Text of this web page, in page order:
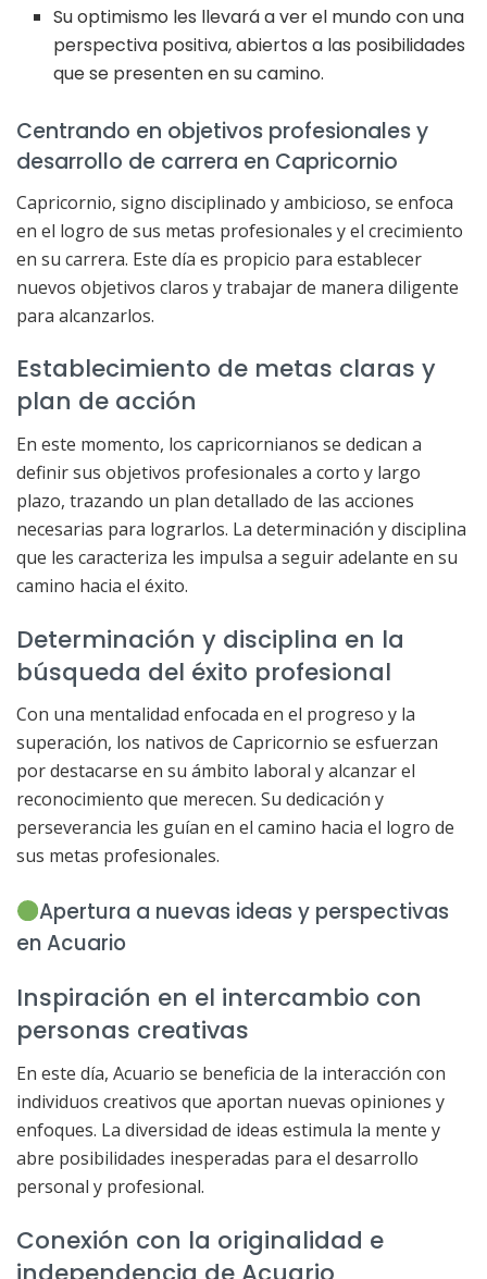
Su optimismo les llevará a ver el mundo con una
perspectiva positiva, abiertos a las posibilidades
que se presenten en su camino.
Centrando en objetivos profesionales y
desarrollo de carrera en Capricornio
Capricornio, signo disciplinado y ambicioso, se enfoca
en el logro de sus metas profesionales y el crecimiento
en su carrera. Este día es propicio para establecer
nuevos objetivos claros y trabajar de manera diligente
para alcanzarlos.
Establecimiento de metas claras y
plan de acción
En este momento, los capricornianos se dedican a
definir sus objetivos profesionales a corto y largo
plazo, trazando un plan detallado de las acciones
necesarias para lograrlos. La determinación y disciplina
que les caracteriza les impulsa a seguir adelante en su
camino hacia el éxito.
Determinación y disciplina en la
búsqueda del éxito profesional
Con una mentalidad enfocada en el progreso y la
superación, los nativos de Capricornio se esfuerzan
por destacarse en su ámbito laboral y alcanzar el
reconocimiento que merecen. Su dedicación y
perseverancia les guían en el camino hacia el logro de
sus metas profesionales.
Apertura a nuevas ideas y perspectivas
en Acuario
Inspiración en el intercambio con
personas creativas
En este día, Acuario se beneficia de la interacción con
individuos creativos que aportan nuevas opiniones y
enfoques. La diversidad de ideas estimula la mente y
abre posibilidades inesperadas para el desarrollo
personal y profesional.
Conexión con la originalidad e